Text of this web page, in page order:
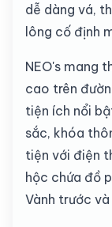
dễ dàng vá,
lông cố định
NEO's mang
cao trên
tiện ích nổi
sắc, khóa
tiện với điện
hộc chứa đồ
Vành trước